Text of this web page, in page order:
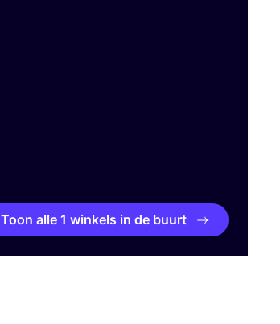
Toon alle 1 winkels in de buurt